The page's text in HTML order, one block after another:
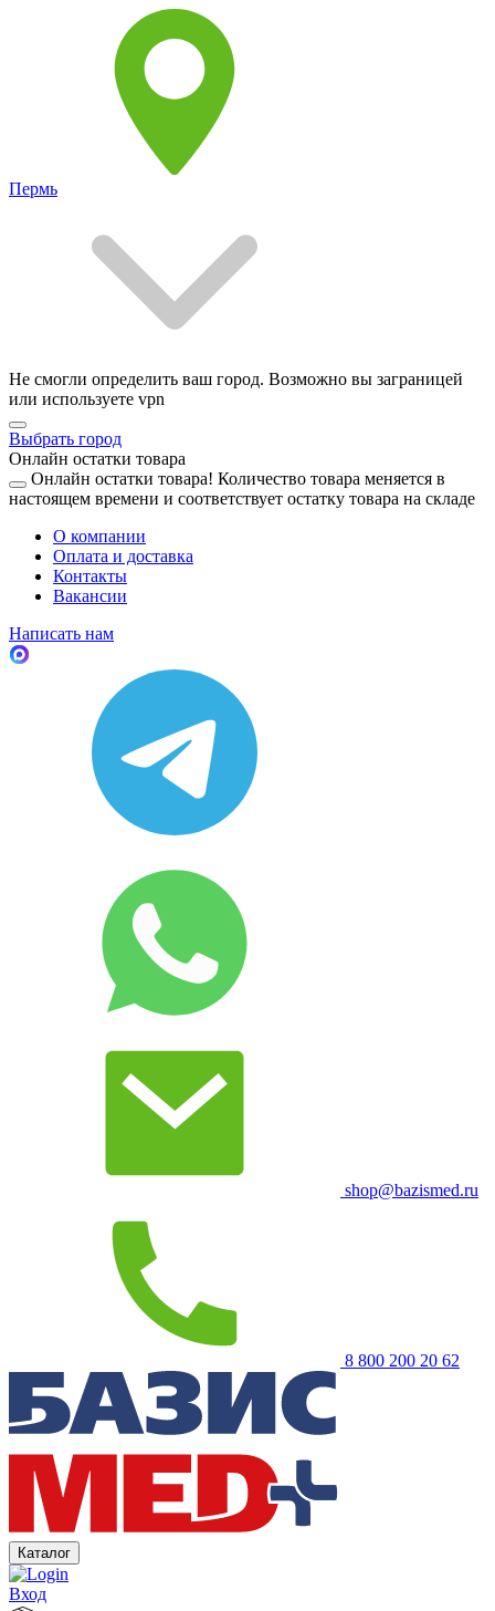
Пермь
Не смогли определить ваш город. Возможно вы заграницей
или используете vpn
Выбрать город
Онлайн остатки товара
Онлайн остатки товара! Количество товара меняется в
настоящем времени и соответствует остатку товара на складе
О компании
Оплата и доставка
Контакты
Вакансии
Написать нам
shop@bazismed.ru
8 800 200 20 62
Каталог
Вход